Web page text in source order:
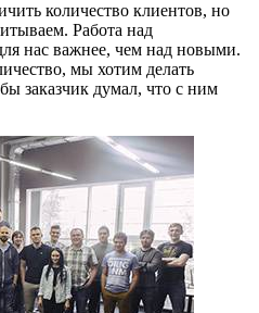
количество клиентов, но
Работа над
нас важнее, чем над новыми.
мы хотим делать
заказчик думал, что с ним